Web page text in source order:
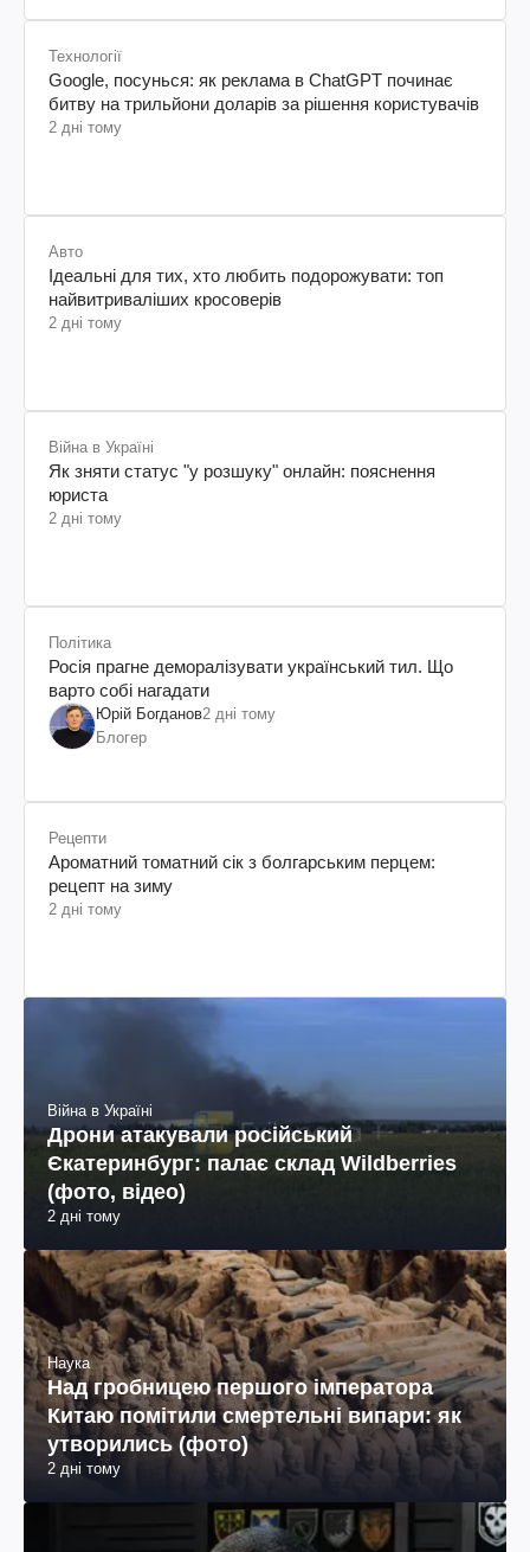
Технології
Google, посунься: як реклама в ChatGPT починає
битву на трильйони доларів за рішення користувачів
2 дні тому
Авто
Ідеальні для тих, хто любить подорожувати: топ
найвитриваліших кросоверів
2 дні тому
Війна в Україні
Як зняти статус "у розшуку" онлайн: пояснення
юриста
2 дні тому
Політика
Росія прагне деморалізувати український тил. Що
варто собі нагадати
Юрій Богданов2 дні тому
Блогер
Рецепти
Ароматний томатний сік з болгарським перцем:
рецепт на зиму
2 дні тому
Війна в Україні
Дрони атакували російський
Єкатеринбург: палає склад Wildberries
(фото, відео)
2 дні тому
Наука
Над гробницею першого імператора
Китаю помітили смертельні випари: як
утворились (фото)
2 дні тому